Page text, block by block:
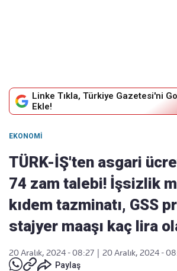
Linke Tıkla, Türkiye Gazetesi'ni
Ekle!
EKONOMI
TÜRK-İŞ'ten asgari
74 zam talebi! İşsizlik
kıdem tazminatı, GSS
stajyer maaşı kaç lira
20 Aralık, 2024 - 08:27
20 Aralık, 2024 -
Paylaş